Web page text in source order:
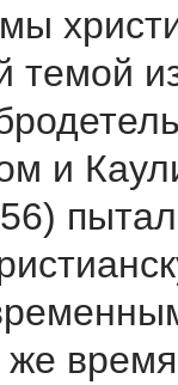
темой
и
же